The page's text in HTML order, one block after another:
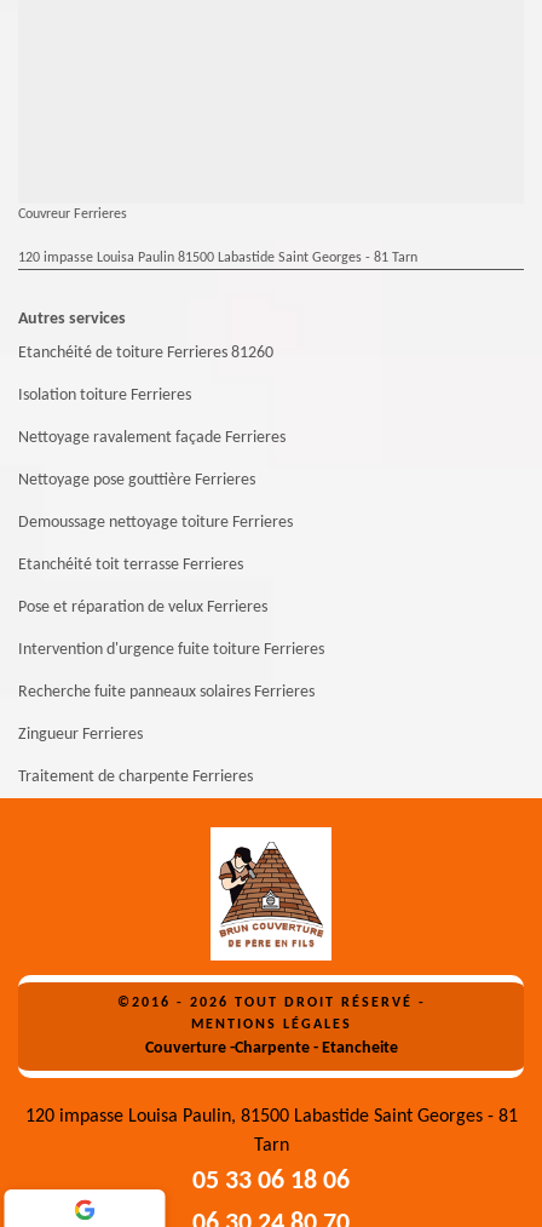
Couvreur Ferrieres
120 impasse Louisa Paulin 81500 Labastide Saint Georges - 81 Tarn
Autres services
Etanchéité de toiture Ferrieres 81260
Isolation toiture Ferrieres
Nettoyage ravalement façade Ferrieres
Nettoyage pose gouttière Ferrieres
Demoussage nettoyage toiture Ferrieres
Etanchéité toit terrasse Ferrieres
Pose et réparation de velux Ferrieres
Intervention d'urgence fuite toiture Ferrieres
Recherche fuite panneaux solaires Ferrieres
Zingueur Ferrieres
Traitement de charpente Ferrieres
©2016 - 2026 TOUT DROIT RÉSERVÉ -
MENTIONS LÉGALES
Couverture -Charpente - Etancheite
120 impasse Louisa Paulin, 81500 Labastide Saint Georges - 81
Tarn
05 33 06 18 06